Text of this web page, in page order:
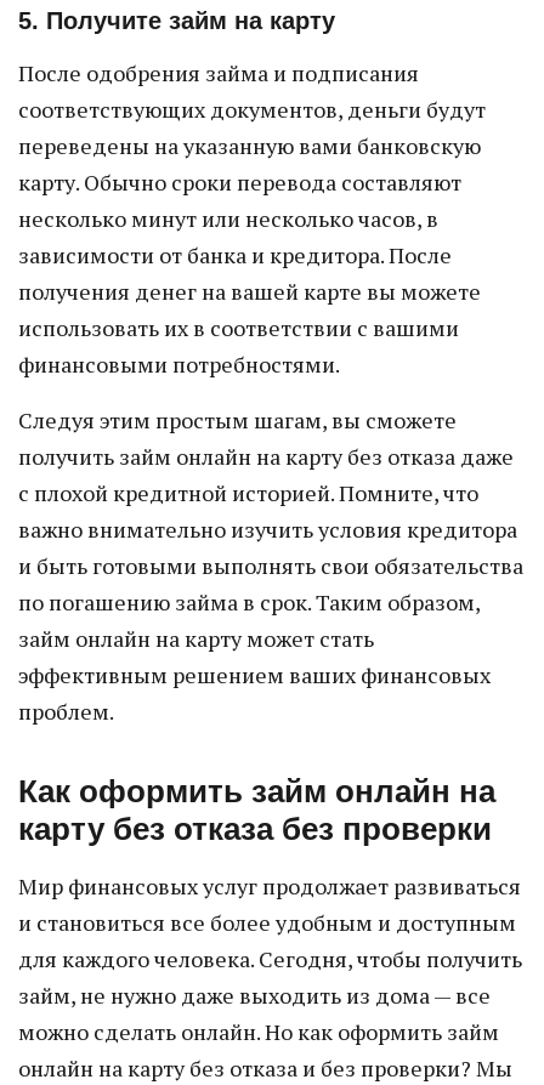
5. Получите займ на карту
После одобрения займа и подписания
соответствующих документов, деньги будут
переведены на указанную вами банковскую
карту. Обычно сроки перевода составляют
несколько минут или несколько часов, в
зависимости от банка и кредитора. После
получения денег на вашей карте вы можете
использовать их в соответствии с вашими
финансовыми потребностями.
Следуя этим простым шагам, вы сможете
получить займ онлайн на карту без отказа даже
с плохой кредитной историей. Помните, что
важно внимательно изучить условия кредитора
и быть готовыми выполнять свои обязательства
по погашению займа в срок. Таким образом,
займ онлайн на карту может стать
эффективным решением ваших финансовых
проблем.
Как оформить займ онлайн на
карту без отказа без проверки
Мир финансовых услуг продолжает развиваться
и становиться все более удобным и доступным
для каждого человека. Сегодня, чтобы получить
займ, не нужно даже выходить из дома — все
можно сделать онлайн. Но как оформить займ
онлайн на карту без отказа и без проверки? Мы